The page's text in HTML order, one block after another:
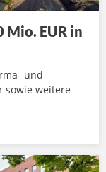
EUR in
und
sowie weitere